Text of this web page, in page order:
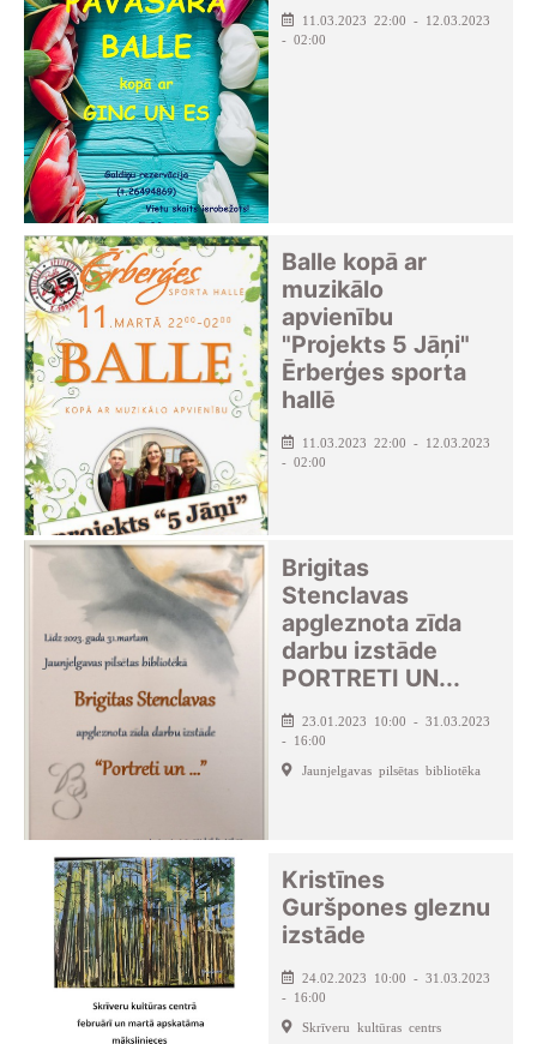
11.03.2023 22:00 - 12.03.2023
- 02:00
Balle kopā ar
muzikālo
apvienību
"Projekts 5 Jāņi"
Ērberģes sporta
hallē
11.03.2023 22:00 - 12.03.2023
- 02:00
Brigitas
Stenclavas
apgleznota zīda
darbu izstāde
PORTRETI UN...
23.01.2023 10:00 - 31.03.2023
- 16:00
Jaunjelgavas pilsētas bibliotēka
Kristīnes
Guršpones gleznu
izstāde
24.02.2023 10:00 - 31.03.2023
- 16:00
Skrīveru kultūras centrs